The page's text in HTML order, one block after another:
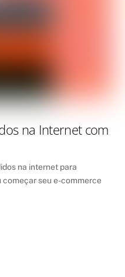
na Internet com
na internet para
seu e-commerce